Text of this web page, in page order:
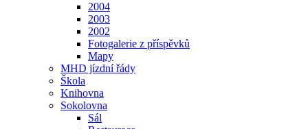
2004
2003
2002
Fotogalerie z příspěvků
Mapy
MHD jízdní řády
Škola
Knihovna
Sokolovna
Sál